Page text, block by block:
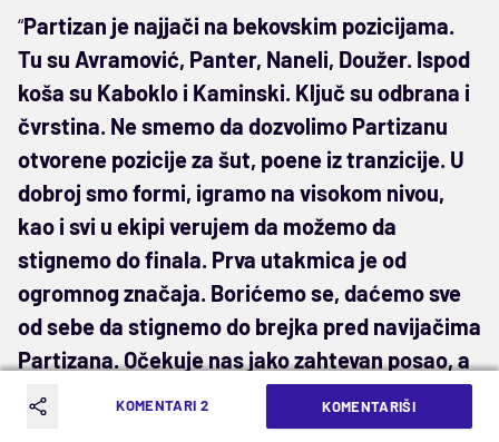
“Partizan je najjači na bekovskim pozicijama.
Tu su Avramović, Panter, Naneli, Doužer. Ispod
koša su Kaboklo i Kaminski. Ključ su odbrana i
čvrstina. Ne smemo da dozvolimo Partizanu
otvorene pozicije za šut, poene iz tranzicije. U
dobroj smo formi, igramo na visokom nivou,
kao i svi u ekipi verujem da možemo da
stignemo do finala. Prva utakmica je od
ogromnog značaja. Borićemo se, daćemo sve
od sebe da stignemo do brejka pred navijačima
Partizana. Očekuje nas jako zahtevan posao, a
ljubitelji košarke će sigurno imati priliku da
zaključio je Frimen.
KOMENTARI 2 KOMENTARIŠI